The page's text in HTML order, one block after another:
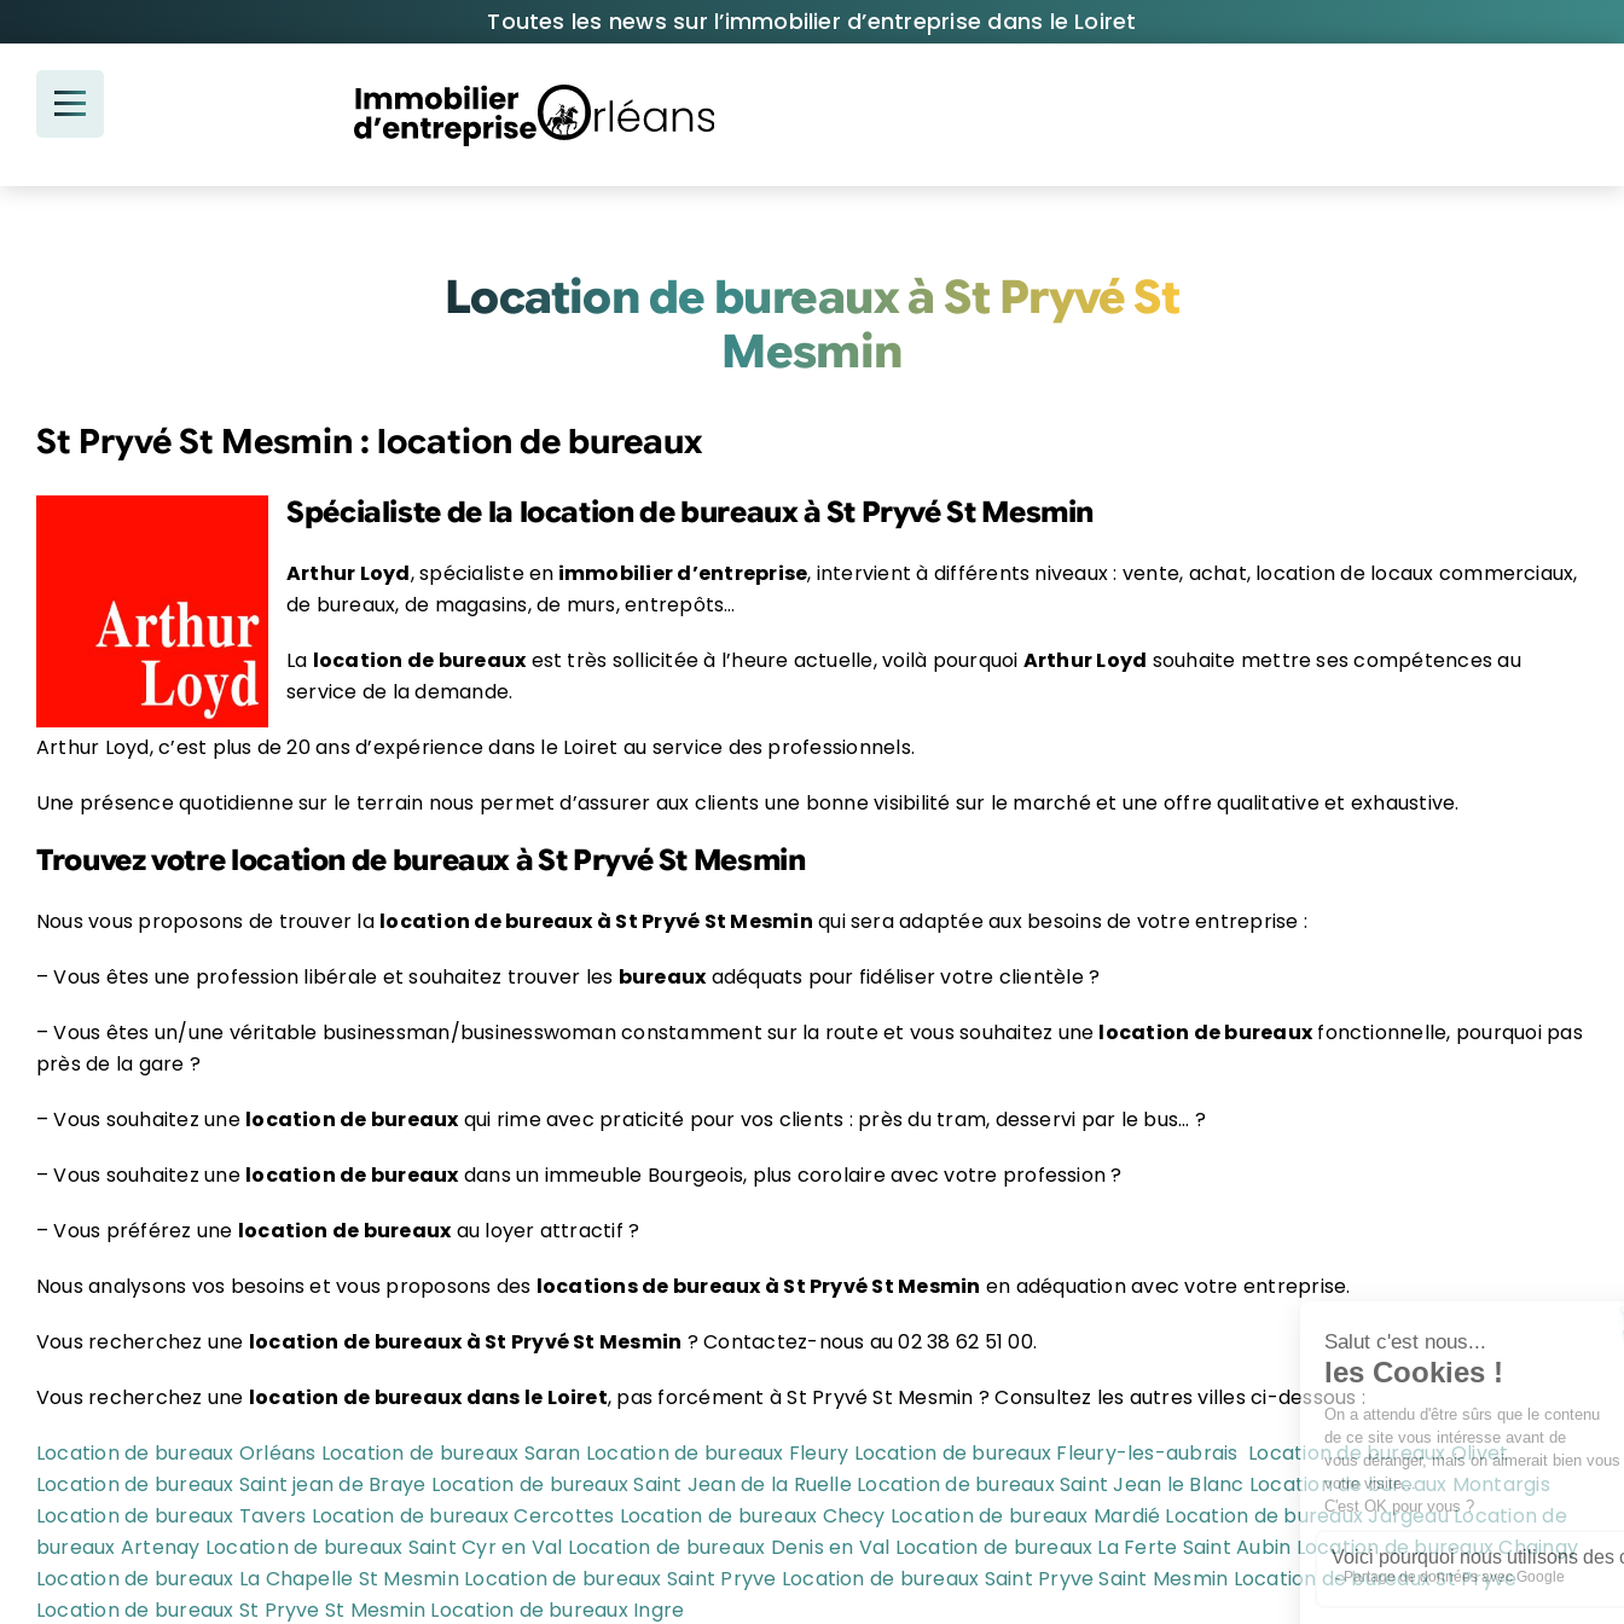
au
contenu
Toutes les news sur l’immobilier d’entreprise dans le Loiret
Location de bureaux à St Pryvé St
Mesmin
St Pryvé St Mesmin : location de bureaux
Spécialiste de la location de bureaux à St Pryvé St Mesmin
Arthur Loyd, spécialiste en immobilier d’entreprise, intervient à différents niveaux : vente, achat, location de locaux commerciaux,
de bureaux, de magasins, de murs, entrepôts…
La location de bureaux est très sollicitée à l’heure actuelle, voilà pourquoi Arthur Loyd souhaite mettre ses compétences au
service de la demande.
Arthur Loyd, c’est plus de 20 ans d’expérience dans le Loiret au service des professionnels.
Une présence quotidienne sur le terrain nous permet d’assurer aux clients une bonne visibilité sur le marché et une offre qualitative et exhaustive.
Trouvez votre location de bureaux à St Pryvé St Mesmin
Nous vous proposons de trouver la location de bureaux à St Pryvé St Mesmin qui sera adaptée aux besoins de votre entreprise :
– Vous êtes une profession libérale et souhaitez trouver les bureaux adéquats pour fidéliser votre clientèle ?
– Vous êtes un/une véritable businessman/businesswoman constamment sur la route et vous souhaitez une location de bureaux fonctionnelle, pourquoi pas
près de la gare ?
– Vous souhaitez une location de bureaux qui rime avec praticité pour vos clients : près du tram, desservi par le bus… ?
– Vous souhaitez une location de bureaux dans un immeuble Bourgeois, plus corolaire avec votre profession ?
– Vous préférez une location de bureaux au loyer attractif ?
Nous analysons vos besoins et vous proposons des locations de bureaux à St Pryvé St Mesmin en adéquation avec votre entreprise.
Vous recherchez une location de bureaux à St Pryvé St Mesmin ? Contactez-nous au 02 38 62 51 00.
Vous recherchez une location de bureaux dans le Loiret, pas forcément à St Pryvé St Mesmin ? Consultez les autres villes ci-dessous :
Location de bureaux Orléans Location de bureaux Saran Location de bureaux Fleury Location de bureaux Fleury-les-aubrais Location de bureaux Olivet
Location de bureaux Saint jean de Braye Location de bureaux Saint Jean de la Ruelle Location de bureaux Saint Jean le Blanc Location de bureaux Montargis
Location de bureaux Tavers Location de bureaux Cercottes Location de bureaux Checy Location de bureaux Mardié Location de bureaux JargeauLocation de
bureaux Artenay Location de bureaux Saint Cyr en Val Location de bureaux Denis en Val Location de bureaux La Ferte Saint Aubin Location de bureaux Chaingy
Location de bureaux La Chapelle St Mesmin Location de bureaux Saint Pryve Location de bureaux Saint Pryve Saint Mesmin Location de bureaux St Pryve
Location de bureaux St Pryve St Mesmin Location de bureaux Ingre